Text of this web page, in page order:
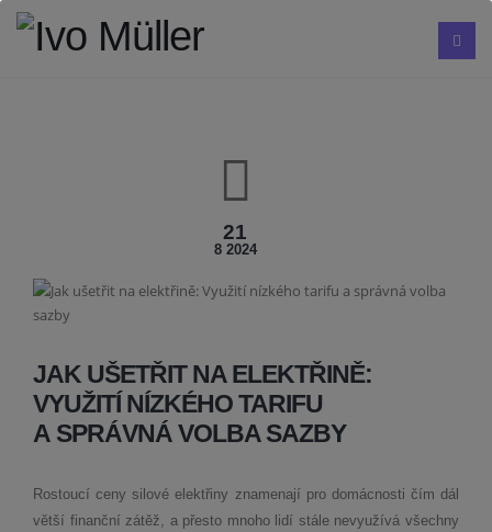
21
8 2024
JAK UŠETŘIT NA ELEKTŘINĚ:
VYUŽITÍ NÍZKÉHO TARIFU
A SPRÁVNÁ VOLBA SAZBY
Rostoucí ceny silové elektřiny znamenají pro domácnosti čím dál
větší finanční zátěž, a přesto mnoho lidí stále nevyužívá všechny